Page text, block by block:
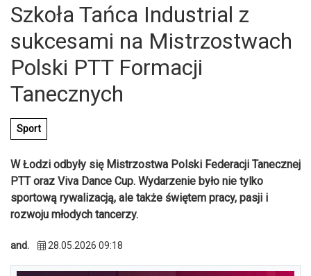
Szkoła Tańca Industrial z
sukcesami na Mistrzostwach
Polski PTT Formacji
Tanecznych
Sport
W Łodzi odbyły się Mistrzostwa Polski Federacji Tanecznej
PTT oraz Viva Dance Cup. Wydarzenie było nie tylko
sportową rywalizacją, ale także świętem pracy, pasji i
rozwoju młodych tancerzy.
and. 28.05.2026 09:18